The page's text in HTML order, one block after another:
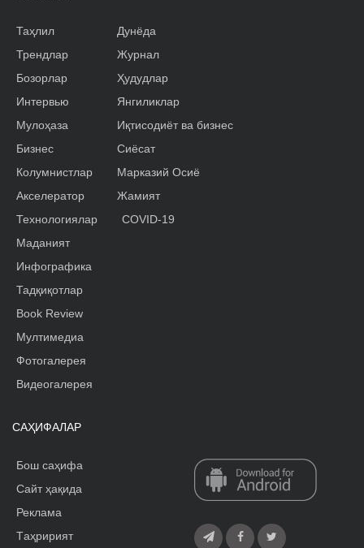
Таҳлил
Трендлар
Бозорлар
Интервью
Мулоҳаза
Бизнес
Колумнистлар
Акселератор
Дунёда
Журнал
Ҳудудлар
Янгиликлар
Иқтисодиёт ва бизнес
Сиёсат
Марказий Осиё
Жамият
Технологиялар
Маданият
Инфографика
Тадқиқотлар
Book Review
Мултимедиа
Фотогалерея
Видеогалерея
COVID-19
САҲИФАЛАР
Бош саҳифа
Сайт ҳақида
Реклама
Tаҳририят